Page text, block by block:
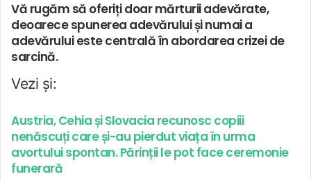
Vă rugăm să oferiți doar mărturii adevărate,
deoarece spunerea adevărului și numai a
adevărului este centrală în abordarea crizei de
sarcină.
Vezi și:
Austria, Cehia și Slovacia recunosc copiii
nenăscuți care și-au pierdut viața în urma
avortului spontan. Părinții le pot face ceremonie
funerară